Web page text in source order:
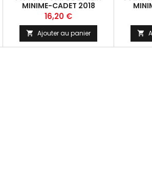
MINIME-CADET 2018
Prix
16,20 €
 Ajouter au panier 